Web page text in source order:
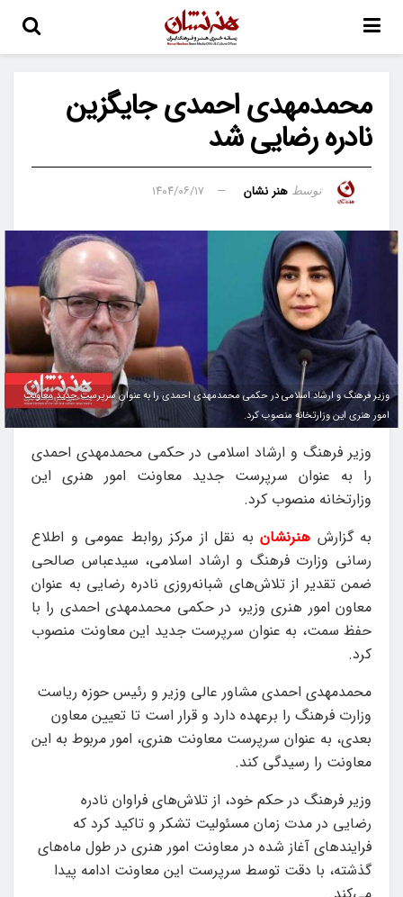
محمدمهدی احمدی جایگزین
نادره رضایی شد
توسط هنر نشان ۱۴۰۴/۰۶/۱۷
وزیر فرهنگ و ارشاد اسلامی در حکمی محمدمهدی احمدی را به عنوان سرپرست جدید معاونت
امور هنری این وزارتخانه منصوب کرد.
وزیر فرهنگ و ارشاد اسلامی در حکمی محمدمهدی احمدی
را به عنوان سرپرست جدید معاونت امور هنری این
وزارتخانه منصوب کرد.
به گزارش هنرنشان به نقل از مرکز روابط عمومی و اطلاع
رسانی وزارت فرهنگ و ارشاد اسلامی، سیدعباس صالحی
ضمن تقدیر از تلاش‌های شبانه‌روزی نادره رضایی به عنوان
معاون امور هنری وزیر، در حکمی محمدمهدی احمدی را با
حفظ سمت، به عنوان سرپرست جدید این معاونت منصوب
کرد.
محمدمهدی احمدی مشاور عالی وزیر و رئیس حوزه ریاست
وزارت فرهنگ را برعهده دارد و قرار است تا تعیین معاون
بعدی، به عنوان سرپرست معاونت هنری، امور مربوط به این
معاونت را رسیدگی کند.
وزیر فرهنگ در حکم خود، از تلاش‌های فراوان نادره
رضایی در مدت زمان مسئولیت تشکر و تاکید کرد که
فرایندهای آغاز شده در معاونت امور هنری در طول ماه‌های
گذشته، با دقت توسط سرپرست این معاونت ادامه پیدا